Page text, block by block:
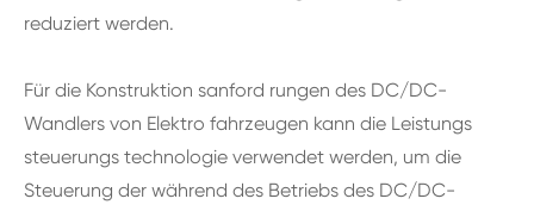
reduziert werden.
Für die Konstruktion sanford rungen des DC/DC-
Wandlers von Elektro fahrzeugen kann die Leistungs
steuerungs technologie verwendet werden, um die
Steuerung der während des Betriebs des DC/DC-